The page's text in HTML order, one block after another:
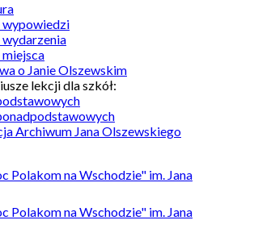
wypowiedzi
wydarzenia
miejsca
o Janie Olszewskim
lekcji dla szkół:
Archiwum Jana Olszewskiego